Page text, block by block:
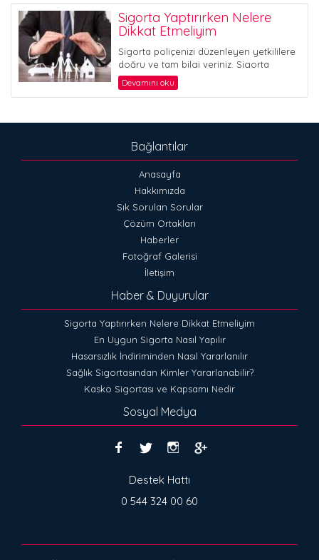
Sigorta Yaptırırken Nelere
Dikkat Etmeliyim
Sigorta poliçenizi düzenleyen yetkililere
doğru ve tam bilgi veriniz. Sigorta
sözleşmeleri, sigorta e...
Devamını oku
Bağlantılar
Anasayfa
Hakkımızda
Sık Sorulan Sorular
Çözüm Ortakları
Haberler
Fotoğraf Galerisi
İletişim
Haber & Duyurular
Sigorta Yaptırırken Nelere Dikkat Etmeliyim
En Uygun Sigorta Nasıl Yapılır
Hasarsızlık İndiriminden Nasıl Yararlanılır
Sağlık Sigortasından Kimler Yararlanabilir?
Kasko Sigortası ve Kapsamı Nedir
Sosyal Medya
Destek Hattı
0 544 324 00 60